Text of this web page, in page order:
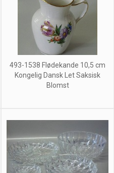
493-1538 Flødekande 10,5 cm
Kongelig Dansk Let Saksisk
Blomst